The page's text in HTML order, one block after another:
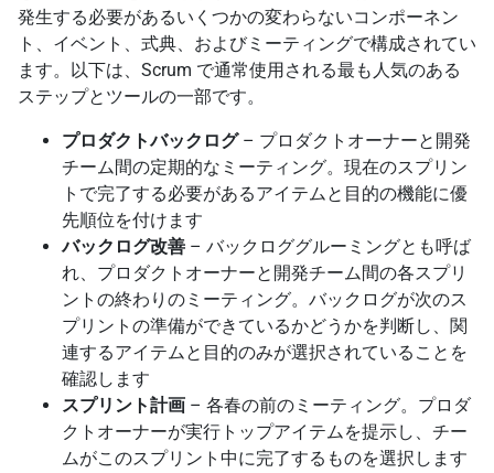
発生する必要があるいくつかの変わらないコンポーネン
ト、イベント、式典、およびミーティングで構成されてい
ます。以下は、Scrum で通常使用される最も人気のある
ステップとツールの一部です。
プロダクトバックログ– プロダクトオーナーと開発
チーム間の定期的なミーティング。現在のスプリン
トで完了する必要があるアイテムと目的の機能に優
先順位を付けます
バックログ改善 – バックロググルーミングとも呼ば
れ、プロダクトオーナーと開発チーム間の各スプリ
ントの終わりのミーティング。バックログが次のス
プリントの準備ができているかどうかを判断し、関
連するアイテムと目的のみが選択されていることを
確認します
スプリント計画 – 各春の前のミーティング。プロダ
クトオーナーが実行トップアイテムを提示し、チー
ムがこのスプリント中に完了するものを選択します